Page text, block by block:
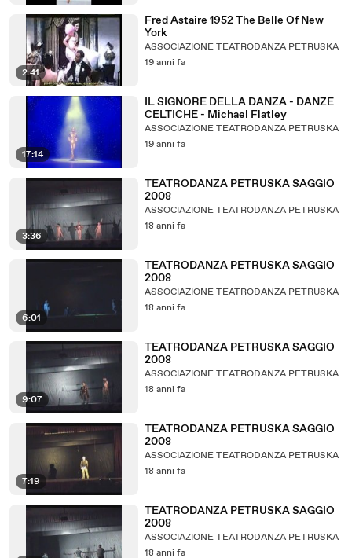
2:41
Fred Astaire 1952 The Belle Of New
York
ASSOCIAZIONE TEATRODANZA PETRUSKA
19 anni fa
17:14
IL SIGNORE DELLA DANZA - DANZE
CELTICHE - Michael Flatley
ASSOCIAZIONE TEATRODANZA PETRUSKA
19 anni fa
3:36
TEATRODANZA PETRUSKA SAGGIO
2008
ASSOCIAZIONE TEATRODANZA PETRUSKA
18 anni fa
6:01
TEATRODANZA PETRUSKA SAGGIO
2008
ASSOCIAZIONE TEATRODANZA PETRUSKA
18 anni fa
9:07
TEATRODANZA PETRUSKA SAGGIO
2008
ASSOCIAZIONE TEATRODANZA PETRUSKA
18 anni fa
7:19
TEATRODANZA PETRUSKA SAGGIO
2008
ASSOCIAZIONE TEATRODANZA PETRUSKA
18 anni fa
TEATRODANZA PETRUSKA SAGGIO
2008
ASSOCIAZIONE TEATRODANZA PETRUSKA
18 anni fa